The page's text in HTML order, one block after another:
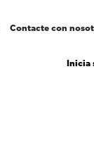
Contacte con
Inicia